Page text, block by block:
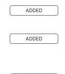
ADDED
ADDED